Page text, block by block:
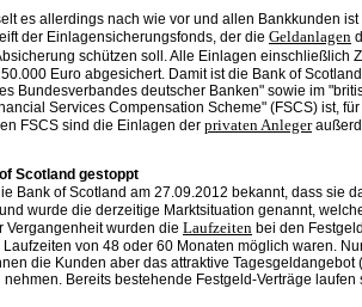
es allerdings nach wie vor und allen Bankkunden
der Einlagensicherungsfonds, der die Geldanlagen
schützen soll. Alle Einlagen einschließlich
Euro abgesichert. Damit ist die Bank of
Bundesverbandes deutscher Banken" sowie im
Services Compensation Scheme" (FSCS) ist,
FSCS sind die Einlagen der privaten Anleger
Scotland gestoppt
Bank of Scotland am 27.09.2012 bekannt, dass sie
wurde die derzeitige Marktsituation genannt,
Vergangenheit wurden die Laufzeiten bei den
von 48 oder 60 Monaten möglich waren.
die Kunden aber das attraktive
Bereits bestehende Festgeld-Verträge